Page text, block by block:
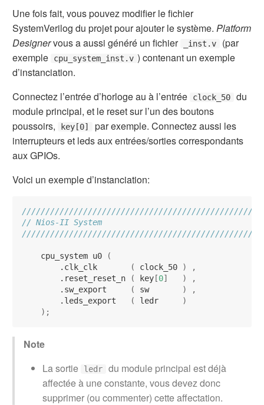
Une fois fait, vous pouvez modifier le fichier
SystemVerilog du projet pour ajouter le système.Platform
Designervous a aussi généré un fichier _inst.v
(par
exemple
cpu_system_inst.v ) contenant un exemple
d’instanciation.
Connectez l’entrée d’horloge au à l’entrée
clock_50
du
module principal, et le reset sur l’un des boutons
poussoirs,
key[0]
par exemple. Connectez aussi les
interrupteurs et leds aux entrées/sorties correspondants
aux GPIOs.
Voici un exemple d’instanciation:
// Nios-II System
    cpu_system u0
(
        .clk_clk
( clock_50 )
,
        .reset_reset_n
( key [0] )
,
        .sw_export
( sw )
,
        .leds_export
( ledr
)
);
Note
La sortie
ledr
du module principal est déjà
affectée à une constante, vous devez donc
supprimer (ou commenter) cette affectation.